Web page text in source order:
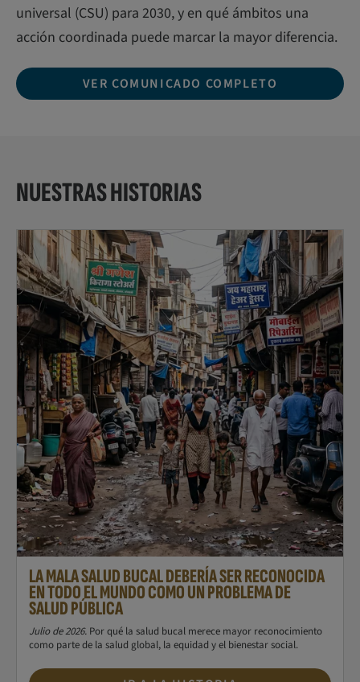
universal (CSU) para 2030, y en qué ámbitos una
acción coordinada puede marcar la mayor diferencia.
VER COMUNICADO COMPLETO
NUESTRAS HISTORIAS
LA MALA SALUD BUCAL DEBERÍA SER RECONOCIDA
EN TODO EL MUNDO COMO UN PROBLEMA DE
SALUD PÚBLICA
Julio de 2026. Por qué la salud bucal merece mayor reconocimiento
como parte de la salud global, la equidad y el bienestar social.